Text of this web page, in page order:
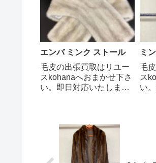
エンバ ミンク ストール
毛皮の出張買取はリユー
スkohanaへおまかせ下さ
い。即日対応いたしま
が有名です。 ミンクはイ
タチ科の毛皮で、美しい
光沢と感触の良さ、軽く
てソフトな風合いに加え
ミ
毛
ス
い